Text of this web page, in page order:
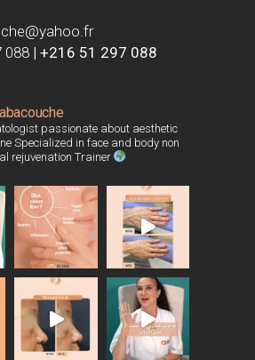
088 | +216 51 297 088
passionate about aesthetic
Specialized in face and body non
rejuvenation Trainer